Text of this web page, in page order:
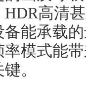
高清
能承载
模式能
。